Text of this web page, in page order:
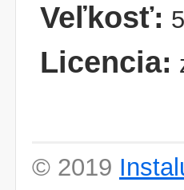
Veľkosť:
Licencia:
© 2019